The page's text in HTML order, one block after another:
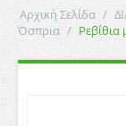
Αρχική Σελίδα /
Όσπρια / Ρεβίθια